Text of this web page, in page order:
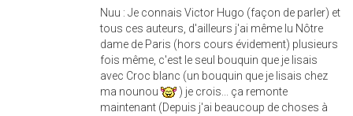
Nuu : Je connais Victor Hugo (façon de parler) et
tous ces auteurs, d'ailleurs j'ai même lu Nôtre
dame de Paris (hors cours évidement) plusieurs
fois même, c'est le seul bouquin que je lisais
avec Croc blanc (un bouquin que je lisais chez
ma nounou
) je crois... ça remonte
maintenant (Depuis j'ai beaucoup de choses à